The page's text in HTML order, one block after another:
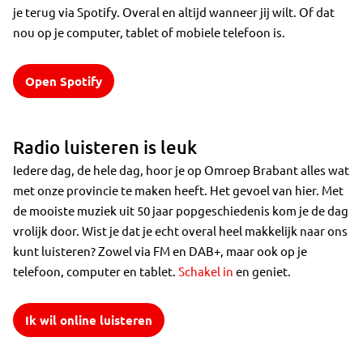
je terug via Spotify. Overal en altijd wanneer jij wilt. Of dat
nou op je computer, tablet of mobiele telefoon is.
Open Spotify
Radio luisteren is leuk
Iedere dag, de hele dag, hoor je op Omroep Brabant alles wat
met onze provincie te maken heeft. Het gevoel van hier. Met
de mooiste muziek uit 50 jaar popgeschiedenis kom je de dag
vrolijk door. Wist je dat je echt overal heel makkelijk naar ons
kunt luisteren? Zowel via FM en DAB+, maar ook op je
telefoon, computer en tablet. Schakel in en geniet.
Ik wil online luisteren